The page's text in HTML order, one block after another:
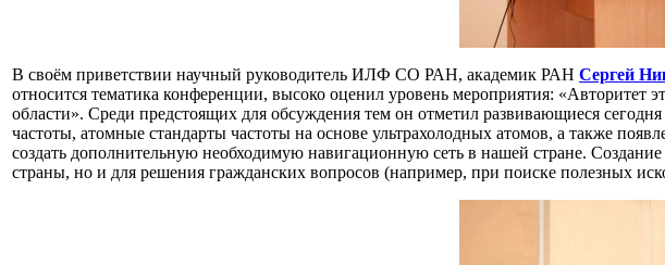
В своём приветствии научный руководитель ИЛФ СО РАН, академик РАН Сергей
относится тематика конференции, высоко оценил уровень мероприятия: «Авторитет
области». Среди предстоящих для обсуждения тем он отметил развивающиеся
частоты, атомные стандарты частоты на основе ультрахолодных атомов, а также
создать дополнительную необходимую навигационную сеть в нашей стране.
страны, но и для решения гражданских вопросов (например, при поиске полезных